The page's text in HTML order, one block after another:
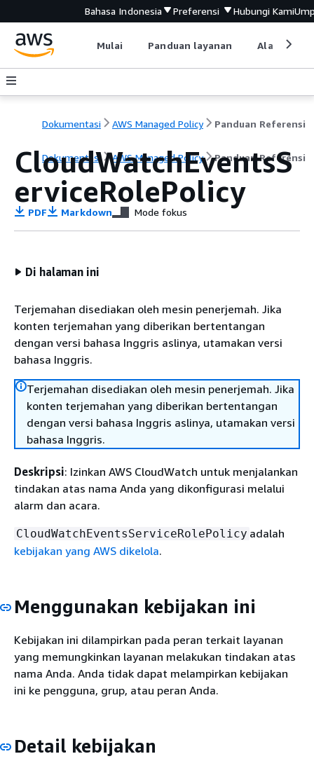
Bahasa Indonesia Preferensi Hubungi Kami
Mulai Panduan layanan Alat
Dokumentasi AWS Managed Policy Panduan Referensi
Dokumentasi AWS Managed Policy Panduan Referensi
CloudWatchEventsS
erviceRolePolicy
PDF Markdown Mode fokus
Di halaman ini
Terjemahan disediakan oleh mesin penerjemah. Jika
konten terjemahan yang diberikan bertentangan
dengan versi bahasa Inggris aslinya, utamakan versi
bahasa Inggris.
Terjemahan disediakan oleh mesin penerjemah. Jika
konten terjemahan yang diberikan bertentangan
dengan versi bahasa Inggris aslinya, utamakan versi
bahasa Inggris.
Deskripsi: Izinkan AWS CloudWatch untuk menjalankan
tindakan atas nama Anda yang dikonfigurasi melalui
alarm dan acara.
CloudWatchEventsServiceRolePolicy adalah
kebijakan yang AWS dikelola.
Menggunakan kebijakan ini
Kebijakan ini dilampirkan pada peran terkait layanan
yang memungkinkan layanan melakukan tindakan atas
nama Anda. Anda tidak dapat melampirkan kebijakan
ini ke pengguna, grup, atau peran Anda.
Detail kebijakan